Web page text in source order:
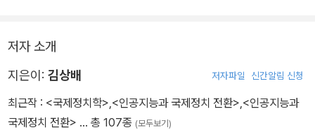
힘이 실린다. 한국처럼 미중 양국에 대한 안보 또는 경제 의존도가 높
황을 맞을 수도 있다._ ‘제6장, 데이터 안보와 분할인터넷’
저자 소개
지은이: 김상배 저자파일 신간알림 신청
최근작 : <국제정치학> <인공지능과 국제정치 전환> <인공지능과
국제정치 전환> … 총 107종 (모두보기)